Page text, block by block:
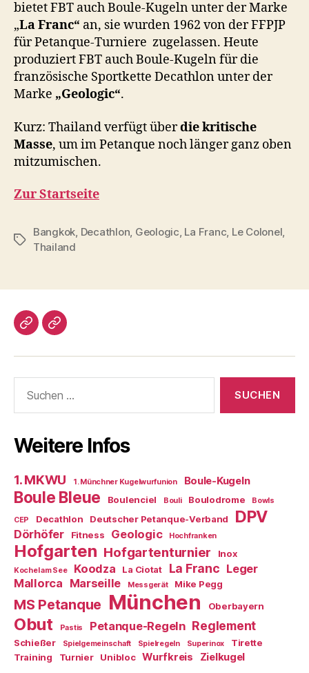
bietet FBT auch Boule-Kugeln unter der Marke
„La Franc“ an, sie wurden 1962 von der FFPJP
für Petanque-Turniere zugelassen. Heute
produziert FBT auch Boule-Kugeln für die
französische Sportkette Decathlon unter der
Marke „Geologic“.
Kurz: Thailand verfügt überdie kritische
Masse, um im Petanque noch länger ganz oben
mitzumischen.
Zur Startseite
Schlagwörter
Bangkok, Decathlon, Geologic, La Franc, Le Colonel,
Thailand
Impressum/DatSchutz
Beliebte
nach:
Weitere Infos
1. MKWU 1. Münchner Kugelwurfunion Boule-Kugeln
Boule Bleue Boulenciel Bouli Boulodrome Bowls
CEP Decathlon Deutscher Petanque-Verband DPV
Dörhöfer Fitness Geologic Hochfranken
Hofgarten Hofgartenturnier Inox
Kochel am See Koodza La Ciotat La Franc Leger
Mallorca Marseille Messgerät Mike Pegg
MS Petanque München Oberbayern
Obut Pastis Petanque-Regeln Reglement
Schießer Spielgemeinschaft Spielregeln Superinox
Tirette
Training
Turnier Unibloc Wurfkreis Zielkugel